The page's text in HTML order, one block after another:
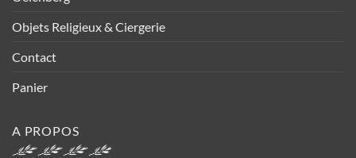
Objets Religieux & Ciergerie
Contact
Panier
A PROPOS